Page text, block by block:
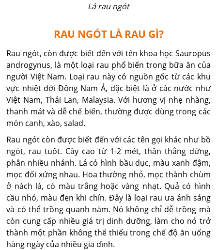
Lá rau ngót
RAU NGÓT LÀ RAU GÌ?
Rau ngót, còn được biết đến với tên khoa học Sauropus
androgynus, là một loại rau phổ biến trong bữa ăn của
người Việt Nam. Loại rau này có nguồn gốc từ các khu
vực nhiệt đới Đông Nam Á, đặc biệt là ở các nước như
Việt Nam, Thái Lan, Malaysia. Với hương vị nhẹ nhàng,
thanh mát và dễ chế biến, thường được dùng trong các
món canh, xào, salad.
Rau ngót còn được biết đến với các tên gọi khác như bồ
ngót, rau tuốt. Cây cao từ 1-2 mét, thân thẳng đứng,
phân nhiều nhánh. Lá có hình bầu dục, màu xanh đậm,
mọc đối xứng nhau. Hoa thường nhỏ, mọc thành chùm
ở nách lá, có màu trắng hoặc vàng nhạt. Quả có hình
cầu nhỏ, màu đen khi chín. Đây là loại rau ưa ánh sáng
và có thể trồng quanh năm. Nó không chỉ dễ trồng mà
còn cung cấp nhiều giá trị dinh dưỡng, làm cho nó trở
thành một phần không thể thiếu trong chế độ ăn uống
hàng ngày của nhiều gia đình.